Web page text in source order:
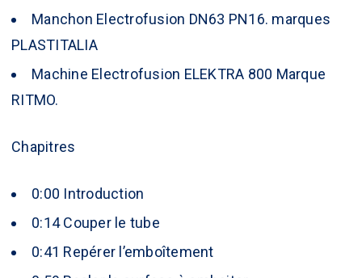
Manchon Electrofusion DN63 PN16. marques
PLASTITALIA
Machine Electrofusion ELEKTRA 800 Marque
RITMO.
Chapitres
0:00 Introduction
0:14Couper le tube
0:41 Repérer l’emboîtement